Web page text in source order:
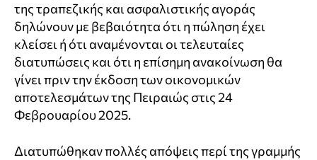
της τραπεζικής και ασφαλιστικής αγοράς
δηλώνουν με βεβαιότητα ότι η πώληση έχει
κλείσει ή ότι αναμένονται οι τελευταίες
διατυπώσεις και ότι η επίσημη ανακοίνωση θα
γίνει πριν την έκδοση των οικονομικών
αποτελεσμάτων της Πειραιώς στις 24
Φεβρουαρίου 2025.
Διατυπώθηκαν πολλές απόψεις περί της γραμμής